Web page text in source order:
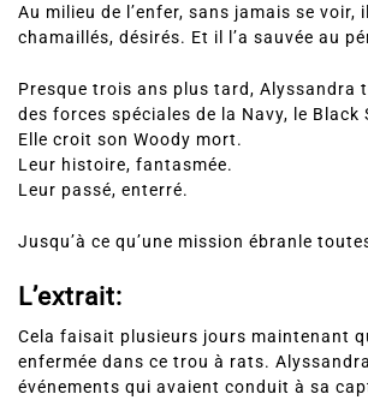
Au milieu de l’enfer, sans jamais se voir,
chamaillés, désirés. Et il l’a sauvée au
Presque trois ans plus tard, Alyssandra
des forces spéciales de la Navy, le Black
Elle croit son Woody mort.
Leur histoire, fantasmée.
Leur passé, enterré.
Jusqu’à ce qu’une mission ébranle
L’extrait:
Cela faisait plusieurs jours maintenant
enfermée dans ce trou à rats.
événements qui avaient conduit à sa